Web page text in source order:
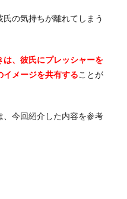
の気持ちが離れてしまう
、彼氏にプレッシャーを
イメージを共有することが
今回紹介した内容を参考